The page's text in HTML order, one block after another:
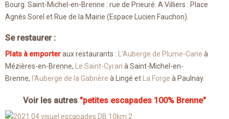
Bourg. Saint-Michel-en-Brenne : rue de Prieuré. A Villiers : Place
Agnès Sorel et Rue de la Mairie (Espace Lucien Fauchon).
Se restaurer :
Plats à emporteraux restaurants : L'Auberge de Plume-Cane à
Mézières-en-Brenne, Le Saint-Cyran à Saint-Michel-en-
Brenne, l'Auberge de la Gabrière à Lingé et La Forge à Paulnay.
Voir les autres "petites escapades 100% Brenne"